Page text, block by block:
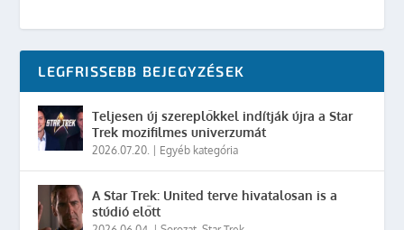
LEGFRISSEBB BEJEGYZÉSEK
Teljesen új szereplőkkel indítják újra a Star
Trek mozifilmes univerzumát
2026.07.20. Egyéb kategória
A Star Trek: United terve hivatalosan is a
stúdió előtt